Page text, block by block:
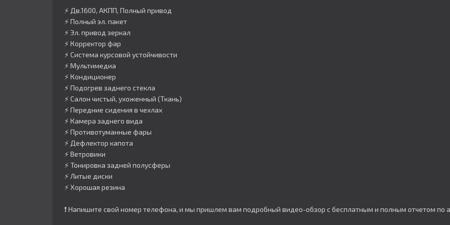
⚡️ Дв.1600, АКПП, Полный привод
⚡️ Полный эл. пакет
⚡️ Эл. привод зеркал
⚡️ Корректор фар
⚡️ Система курсовой устойчивости
⚡️ Мультимедиа
⚡️ Кондиционер
⚡️ Подогрев заднего стекла
⚡️ Салон чистый, ухоженный (Ткань)
⚡️ Передние сидения в чехлах
⚡️ Камера заднего вида
⚡️ Противотуманные фары
⚡️ Дефлектор капота
⚡️ Ветровики
⚡️ Тонировка задней полусферы
⚡️ Литые диски
⚡️ Хорошая резина
❗️ Напишите свой номер телефона, и мы пришлем вам подробный видео-обзор с бесплатным и полным отчетом по